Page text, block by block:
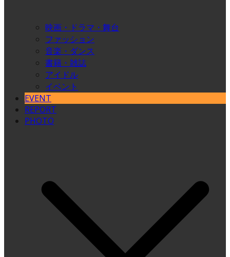
映画・ドラマ・舞台
ファッション
音楽・ダンス
書籍・雑誌
アイドル
イベント
EVENT
REPORT
PHOTO